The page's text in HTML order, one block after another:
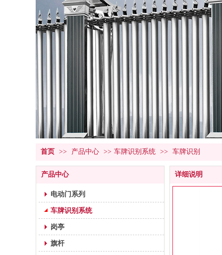
首页 >> 产品中心 >> 车牌识别系统 >> 车牌识别
产品中心
电动门系列
车牌识别系统
岗亭
旗杆
详细说明